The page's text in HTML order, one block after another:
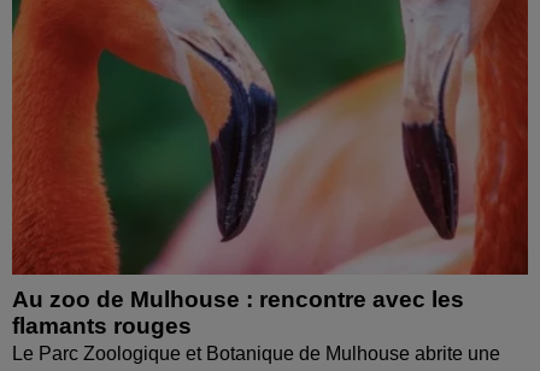
Au zoo de Mulhouse : rencontre avec les
flamants rouges
Le Parc Zoologique et Botanique de Mulhouse abrite une